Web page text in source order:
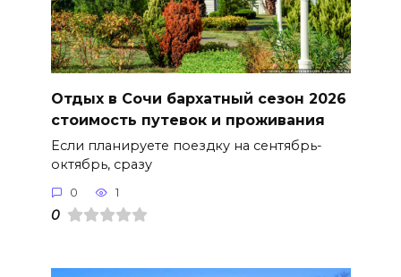
Отдых в Сочи бархатный сезон 2026
стоимость путевок и проживания
Если планируете поездку на сентябрь-
октябрь, сразу
0 1
0